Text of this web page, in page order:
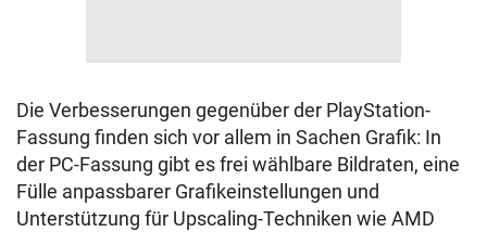
Die Verbesserungen gegenüber der PlayStation-
Fassung finden sich vor allem in Sachen Grafik: In
der PC-Fassung gibt es frei wählbare Bildraten, eine
Fülle anpassbarer Grafikeinstellungen und
Unterstützung für Upscaling-Techniken wie AMD